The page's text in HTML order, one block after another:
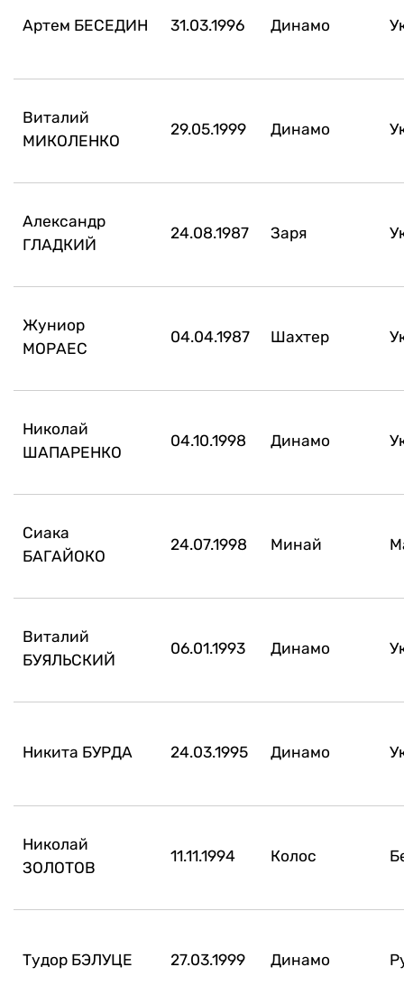
Артем БЕСЕДИН 31.03.1996 Динамо
Виталий
МИКОЛЕНКО
29.05.1999 Динамо
Александр
ГЛАДКИЙ
24.08.1987 Заря
Жуниор
МОРАЕС
04.04.1987 Шахтер
Николай
ШАПАРЕНКО
04.10.1998 Динамо
Сиака
БАГАЙОКО
24.07.1998 Минай
Виталий
БУЯЛЬСКИЙ
06.01.1993 Динамо
Никита БУРДА 24.03.1995 Динамо
Николай
ЗОЛОТОВ
11.11.1994 Колос
Тудор БЭЛУЦЕ 27.03.1999 Динамо